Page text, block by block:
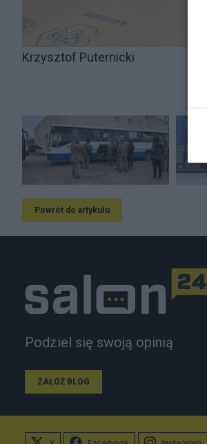
Krzysztof Puternicki
Powrót do artykułu
Podziel się swoją opinią
ZAŁÓŻ BLOG